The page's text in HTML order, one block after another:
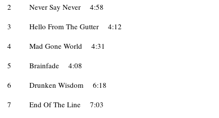
2 Never Say Never
4:58
3
Hello From The Gutter
4:12
4
Mad Gone World
4:31
5
Brainfade
4:08
6
Drunken Wisdom
6:18
7
End Of The Line
7:03